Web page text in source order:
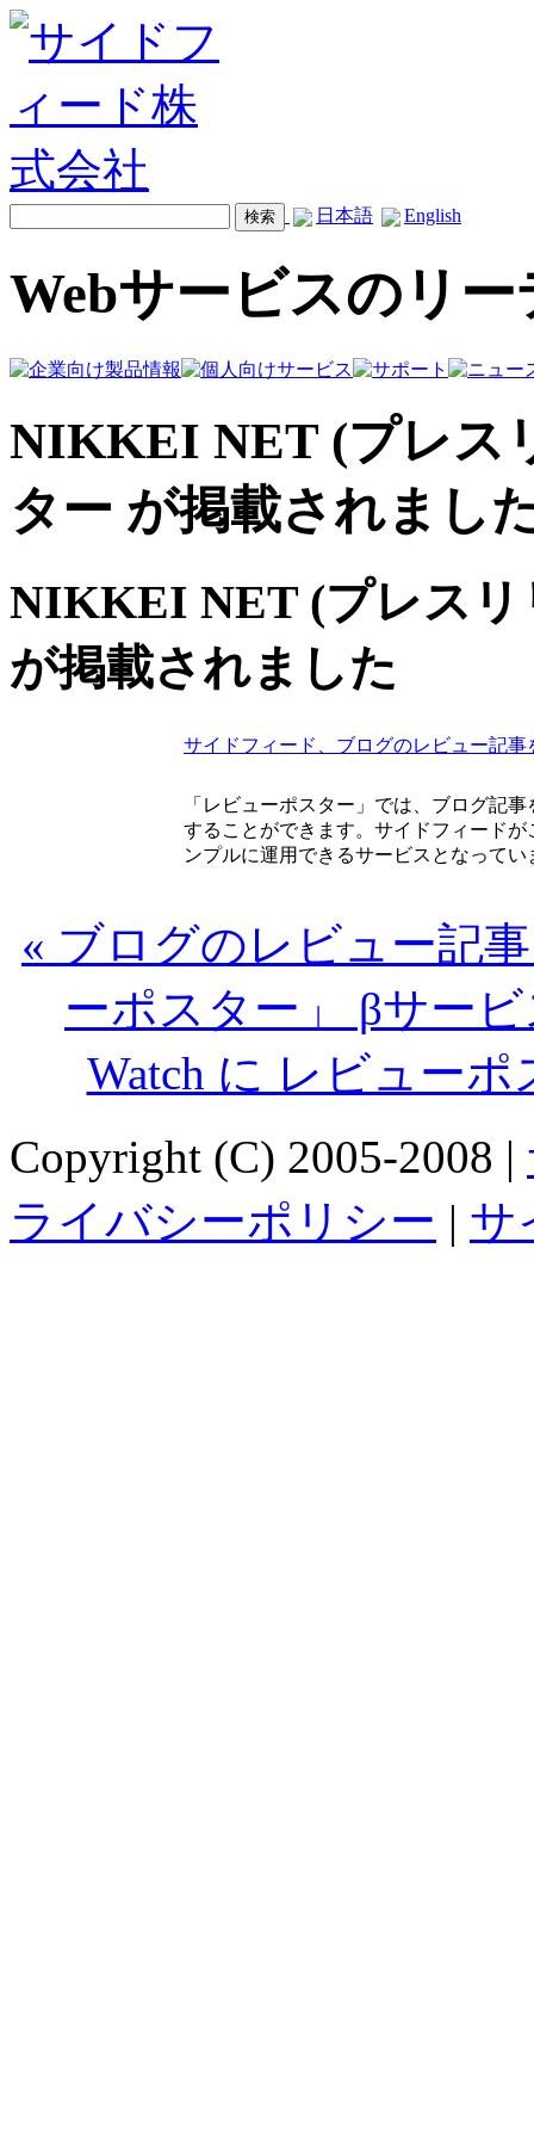
日本語 English
Webサービスのリ
NIKKEI NET (プレス
ター が掲載されまし
NIKKEI NET (プレスリ
が掲載されました
サイドフィード、ブログのレビュー記
「レビューポスター」では、ブログ記
することができます。サイドフィード
ンプルに運用できるサービスとなってい
« ブログのレビュー記
ーポスター」 βサー
Watch に レビュー
Copyright (C) 2005-2008 |
ライバシーポリシー | サ